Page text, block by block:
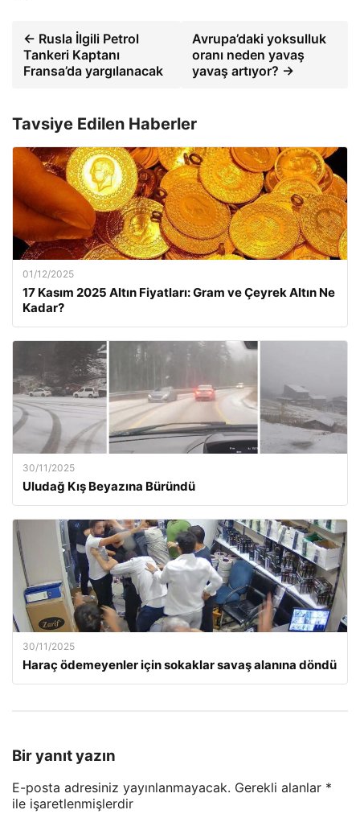
← Rusla İlgili Petrol
Tankeri Kaptanı
Fransa’da yargılanacak
Avrupa’daki yoksulluk
oranı neden yavaş
yavaş artıyor? →
Tavsiye Edilen Haberler
01/12/2025
17 Kasım 2025 Altın Fiyatları: Gram ve Çeyrek Altın Ne
Kadar?
30/11/2025
Uludağ Kış Beyazına Büründü
30/11/2025
Haraç ödemeyenler için sokaklar savaş alanına döndü
Bir yanıt yazın
E-posta adresiniz yayınlanmayacak. Gerekli alanlar *
ile işaretlenmişlerdir